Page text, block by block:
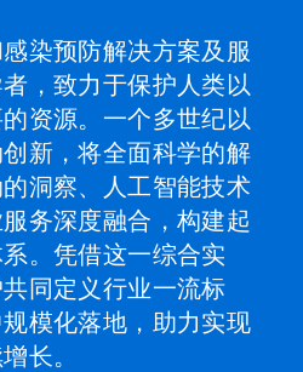
染预防解决方案及服
，致力于保护人类以
资源。一个多世纪以
新，将全面科学的解
洞察、人工智能技术
务深度融合，构建起
。凭借这一综合实
同定义行业一流标
模化落地，助力实现
长。